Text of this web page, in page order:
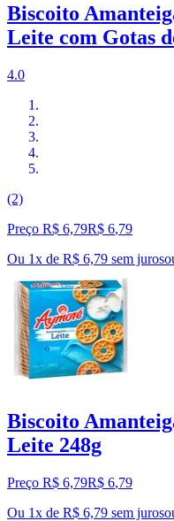
Biscoito
Leite com Gotas
4.0
(2)
Preço R$ 6,79R$ 6,79
Ou 1x de R$ 6,79 sem juros
Biscoito
Leite 248g
Preço R$ 6,79R$ 6,79
Ou 1x de R$ 6,79 sem juros